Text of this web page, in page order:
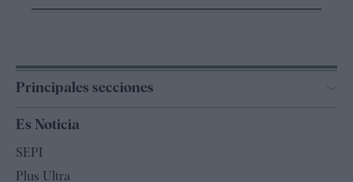
Principales secciones
España
Es Noticia
SEPI
Plus Ultra